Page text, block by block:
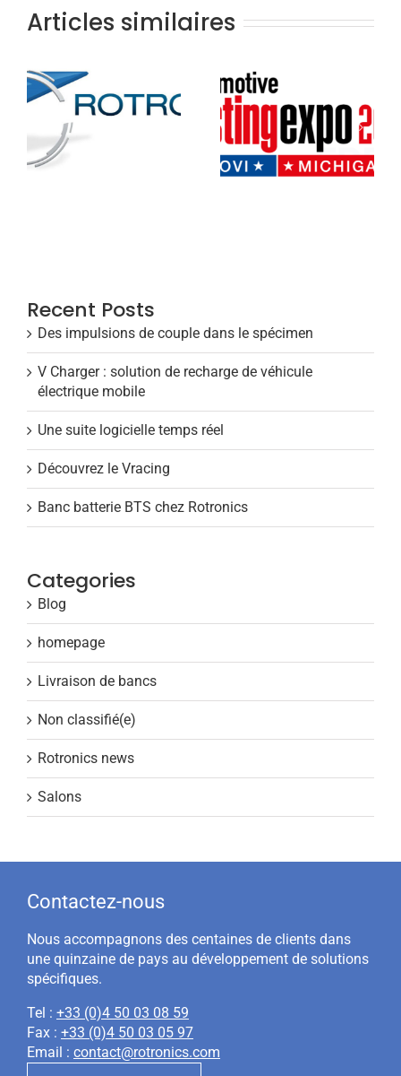
Articles similaires
Recent Posts
Des impulsions de couple dans le spécimen
V Charger : solution de recharge de véhicule
électrique mobile
Une suite logicielle temps réel
Découvrez le Vracing
Banc batterie BTS chez Rotronics
Categories
Blog
homepage
Livraison de bancs
Non classifié(e)
Rotronics news
Salons
Contactez-nous
Nous accompagnons des centaines de clients dans
une quinzaine de pays au développement de solutions
spécifiques.
Tel : +33 (0)4 50 03 08 59
Fax : +33 (0)4 50 03 05 97
Email : contact@rotronics.com